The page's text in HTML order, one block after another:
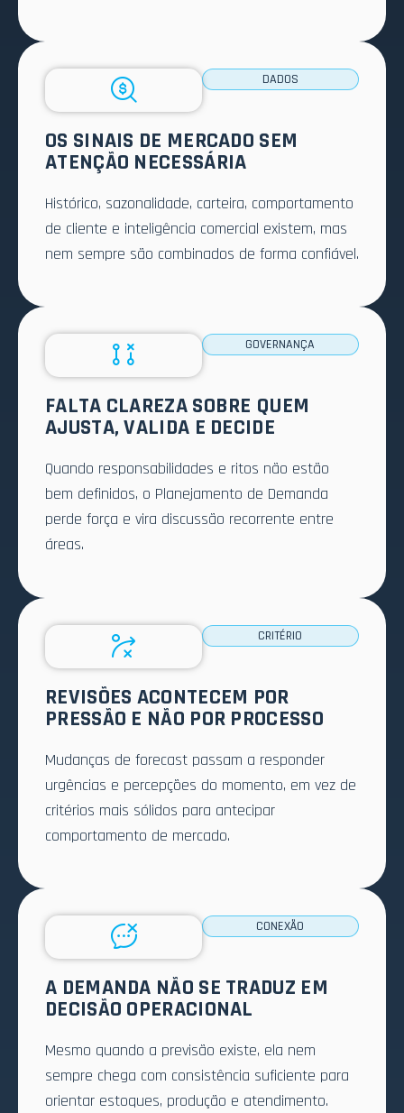
DADOS
OS SINAIS DE MERCADO SEM
ATENÇÃO NECESSÁRIA
Histórico, sazonalidade, carteira, comportamento
de cliente e inteligência comercial existem, mas
nem sempre são combinados de forma confiável.
GOVERNANÇA
FALTA CLAREZA SOBRE QUEM
AJUSTA, VALIDA E DECIDE
Quando responsabilidades e ritos não estão
bem definidos, o Planejamento de Demanda
perde força e vira discussão recorrente entre
áreas.
CRITÉRIO
REVISÕES ACONTECEM POR
PRESSÃO E NÃO POR PROCESSO
Mudanças de forecast passam a responder
urgências e percepções do momento, em vez de
critérios mais sólidos para antecipar
comportamento de mercado.
CONEXÃO
A DEMANDA NÃO SE TRADUZ EM
DECISÃO OPERACIONAL
Mesmo quando a previsão existe, ela nem
sempre chega com consistência suficiente para
orientar estoques, produção e atendimento.